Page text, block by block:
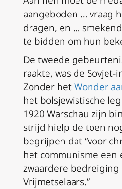
aangeboden … vraag
dragen, en …
te bidden om hun
De tweede
raakte, was de Sovjet-
Zonder hetWonder
het bolsjewistische
1920 Warschau zijn
strijd hielp de toen
begrijpen dat “voor
het communisme een
zwaardere bedreiging
Vrijmetselaars.”